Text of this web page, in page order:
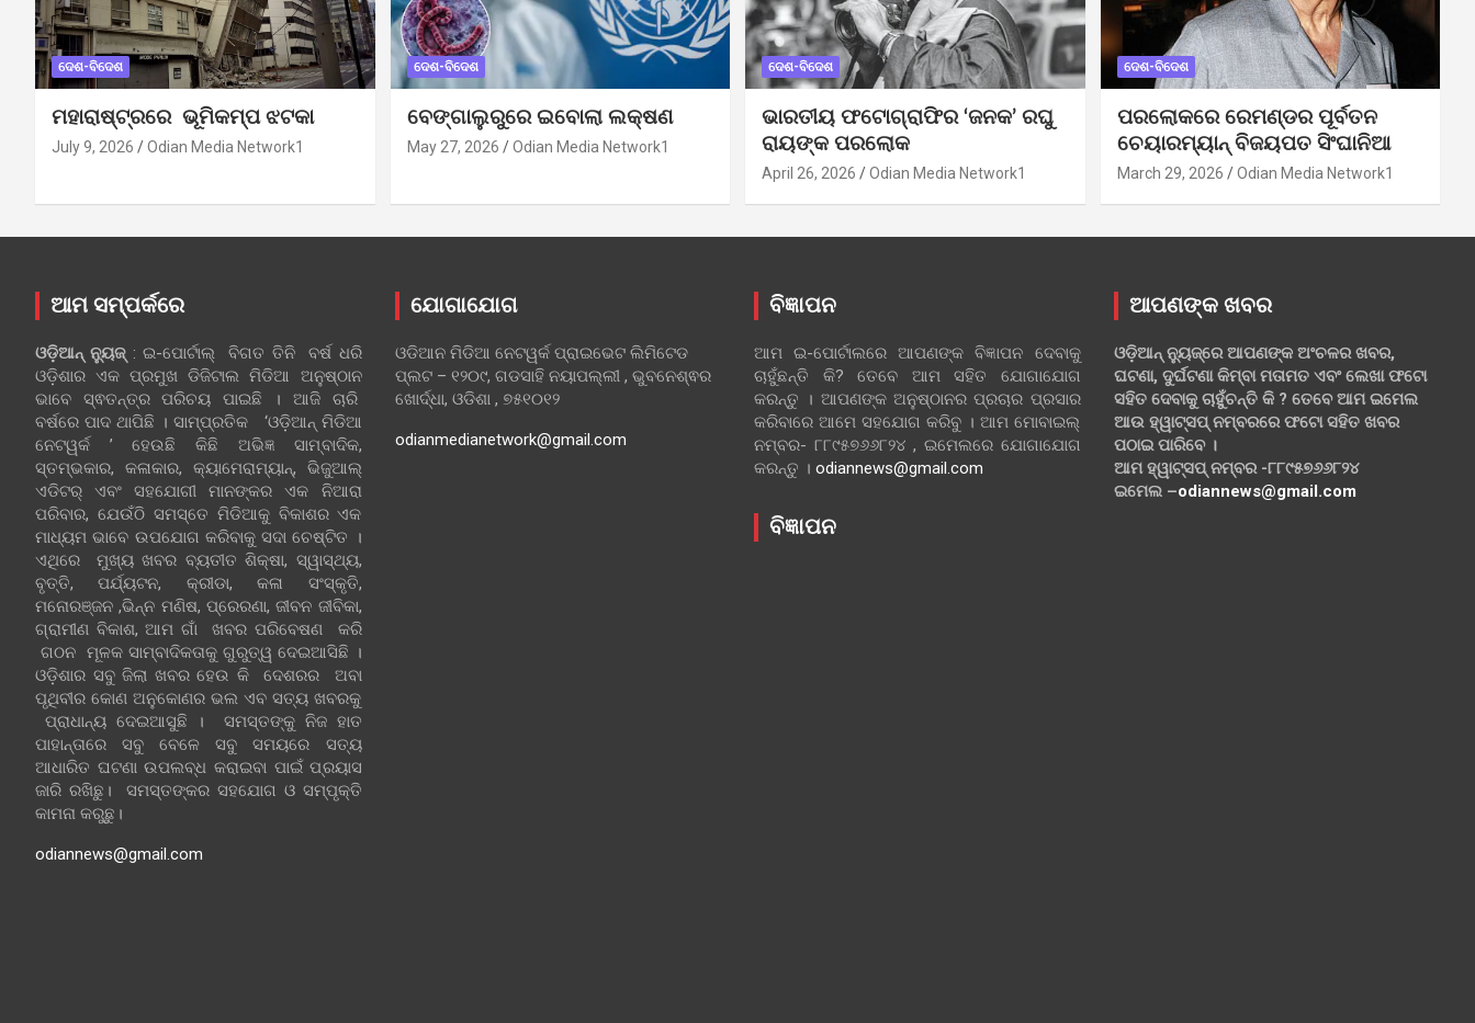
ଦେଶ-ବିଦେଶ
ମହାରାଷ୍ଟ୍ରରେ ଭୂମିକମ୍ପ ଝଟକା
July 9, 2026 Odian Media Network1
ଦେଶ-ବିଦେଶ
ବେଙ୍ଗାଲୁରୁରେ ଇବୋଲା ଲକ୍ଷଣ
May 27, 2026 Odian Media Network1
ଦେଶ-ବିଦେଶ
ଭାରତୀୟ ଫଟୋଗ୍ରାଫିର ‘ଜନକ’ ରଘୁ
ରାୟଙ୍କ ପରଲୋକ
April 26, 2026 Odian Media Network1
ଦେଶ-ବିଦେଶ
ପରଲୋକରେ ରେମଣ୍ଡର ପୂର୍ବତନ
ଚେୟାରମ୍ୟାନ୍ ବିଜୟପତ ସିଂଘାନିଆ
March 29, 2026 Odian Media Network1
ଆମ ସମ୍ପର୍କରେ
ଓଡ଼ିଆନ୍‍ ନ୍ୟୁଜ୍‍: ଇ-ପୋର୍ଟାଲ୍ ବିଗତ ତିନି ବର୍ଷ ଧରି
ଓଡ଼ିଶାର ଏକ ପ୍ରମୁଖ ଡିଜିଟାଲ ମିଡିଆ ଅନୁଷ୍ଠାନ
ଭାବେ ସ୍ଵତନ୍ତ୍ର ପରିଚୟ ପାଇଛି । ଆଜି ଚାରି
ବର୍ଷରେ ପାଦ ଥାପିଛି । ସାମ୍ପ୍ରତିକ ‘ଓଡ଼ିଆନ୍‍ ମିଡିଆ
ନେଟୱର୍କ ’ ହେଉଛି କିଛି ଅଭିଜ୍ଞ ସାମ୍ବାଦିକ,
ସ୍ତମ୍ଭକାର, କଳାକାର, କ୍ୟାମେରାମ୍ୟାନ୍, ଭିଜୁଆଲ୍
ଏଡିଟର୍ ଏବଂ ସହଯୋଗୀ ମାନଙ୍କର ଏକ ନିଆରା
ପରିବାର, ଯେଉଁଠି ସମସ୍ତେ ମିଡିଆକୁ ବିକାଶର ଏକ
ମାଧ୍ୟମ ଭାବେ ଉପଯୋଗ କରିବାକୁ ସଦା ଚେଷ୍ଟିତ ।
ଏଥିରେ ମୁଖ୍ୟ ଖବର ବ୍ୟତୀତ ଶିକ୍ଷା, ସ୍ୱାସ୍ଥ୍ୟ,
ବୃତ୍ତି, ପର୍ଯ୍ୟଟନ, କ୍ରୀଡା, କଳା ସଂସ୍କୃତି,
ମନୋରଞ୍ଜନ ,ଭିନ୍ନ ମଣିଷ, ପ୍ରେରଣା, ଜୀବନ ଜୀବିକା,
ଗ୍ରାମୀଣ ବିକାଶ, ଆମ ଗାଁ ଖବର ପରିବେଷଣ କରି
ଗଠନ ମୂଳକ ସାମ୍ବାଦିକତାକୁ ଗୁରୁତ୍ୱ ଦେଇଆସିଛି ।
ଓଡ଼ିଶାର ସବୁ ଜିଲା ଖବର ହେଉ କି ଦେଶରର ଅବା
ପୃଥିବୀର କୋଣ ଅନୁକୋଣର ଭଲ ଏବ ସତ୍ୟ ଖବରକୁ
ପ୍ରାଧାନ୍ୟ ଦେଇଆସୁଛି । ସମସ୍ତଙ୍କୁ ନିଜ ହାତ
ପାହାନ୍ତାରେ ସବୁ ବେଳେ ସବୁ ସମୟରେ ସତ୍ୟ
ଆଧାରିତ ଘଟଣା ଉପଲବ୍ଧ କରାଇବା ପାଇଁ ପ୍ରୟାସ
ଜାରି ରଖିଛୁ। ସମସ୍ତଙ୍କର ସହଯୋଗ ଓ ସମ୍ପୃକ୍ତି
କାମନା କରୁଛୁ।
odiannews@gmail.com
ଯୋଗାଯୋଗ
ଓଡିଆନ ମିଡିଆ ନେଟୱର୍କ ପ୍ରାଇଭେଟ ଲିମିଟେଡ
ପ୍ଲଟ – ୧୨୦୯, ଗଡସାହି ନୟାପଲ୍ଲୀ , ଭୁବନେଶ୍ଵର
ଖୋର୍ଦ୍ଧା, ଓଡିଶା , ୭୫୧୦୧୨
odianmedianetwork@gmail.com
ବିଜ୍ଞାପନ
ଆମ ଇ-ପୋର୍ଟାଲରେ ଆପଣଙ୍କ ବିଜ୍ଞାପନ ଦେବାକୁ
ଚାହୁଁଛନ୍ତି କି? ତେବେ ଆମ ସହିତ ଯୋଗାଯୋଗ
କରନ୍ତୁ । ଆପଣଙ୍କ ଅନୁଷ୍ଠାନର ପ୍ରଚାର ପ୍ରସାର
କରିବାରେ ଆମେ ସହଯୋଗ କରିବୁ । ଆମ ମୋବାଇଲ୍
ନମ୍ବର- ୮୮୯୫୭୬୬୮୨୪ , ଇମେଲରେ ଯୋଗାଯୋଗ
କରନ୍ତୁ । odiannews@gmail.com
ବିଜ୍ଞାପନ
ଆପଣଙ୍କ ଖବର
ଓଡ଼ିଆନ୍ ନ୍ୟୁଜ୍‌ରେ ଆପଣଙ୍କ ଅଂଚଳର ଖବର,
ଘଟଣା, ଦୁର୍ଘଟଣା କିମ୍ବା ମତାମତ ଏବଂ ଲେଖା ଫଟୋ
ସହିତ ଦେବାକୁ ଚାହୁଁଚନ୍ତି କି ? ତେବେ ଆମ ଇମେଲ
ଆଉ ହ୍ୱାଟ୍‌ସପ୍ ନମ୍ବରରେ ଫଟୋ ସହିତ ଖବର
ପଠାଇ ପାରିବେ ।
ଆମ ହ୍ୱାଟ୍‌ସପ୍ ନମ୍ବର -୮୮୯୫୭୬୬୮୨୪
ଇମେଲ –odiannews@gmail.com